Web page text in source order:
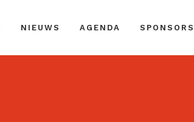
NIEUWS AGENDA SPONSORS